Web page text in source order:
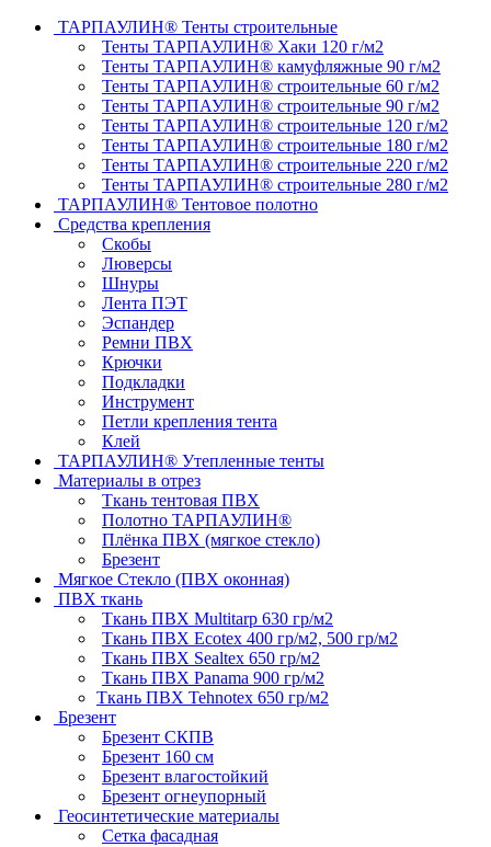
ТАРПАУЛИН® Тенты строительные
Тенты ТАРПАУЛИН® Хаки 120 г/м2
Тенты ТАРПАУЛИН® камуфляжные 90 г/м2
Тенты ТАРПАУЛИН® строительные 60 г/м2
Тенты ТАРПАУЛИН® строительные 90 г/м2
Тенты ТАРПАУЛИН® строительные 120 г/м2
Тенты ТАРПАУЛИН® строительные 180 г/м2
Тенты ТАРПАУЛИН® строительные 220 г/м2
Тенты ТАРПАУЛИН® строительные 280 г/м2
ТАРПАУЛИН® Тентовое полотно
Средства крепления
Скобы
Люверсы
Шнуры
Лента ПЭТ
Эспандер
Ремни ПВХ
Крючки
Подкладки
Инструмент
Петли крепления тента
Клей
ТАРПАУЛИН® Утепленные тенты
Материалы в отрез
Ткань тентовая ПВХ
Полотно ТАРПАУЛИН®
Плёнка ПВХ (мягкое стекло)
Брезент
Мягкое Стекло (ПВХ оконная)
ПВХ ткань
Ткань ПВХ Multitarp 630 гр/м2
Ткань ПВХ Ecotex 400 гр/м2, 500 гр/м2
Ткань ПВХ Sealtex 650 гр/м2
Ткань ПВХ Panama 900 гр/м2
Ткань ПВХ Tehnotex 650 гр/м2
Брезент
Брезент СКПВ
Брезент 160 см
Брезент влагостойкий
Брезент огнеупорный
Геосинтетические материалы
Сетка фасадная